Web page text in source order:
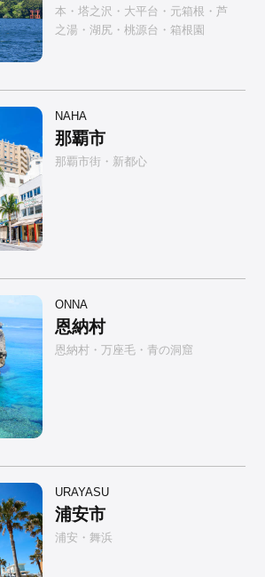
本・塔之沢・大平台・元箱根・芦
之湯・湖尻・桃源台・箱根園
NAHA
那覇市
那覇市街・新都心
ONNA
恩納村
恩納村・万座毛・青の洞窟
URAYASU
浦安市
浦安・舞浜